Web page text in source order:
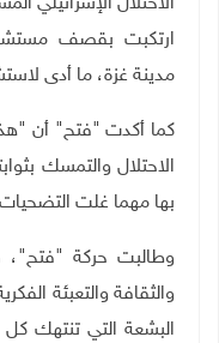
ارتكبت بقصف
مدينة غزة، ما أدى
كما أكدت "فتح" أن "هذه
الاحتلال والتمسك
بها مهما غلت
وطالبت حركة
والثقافة والتعبئة
البشعة التي تنتهك كل